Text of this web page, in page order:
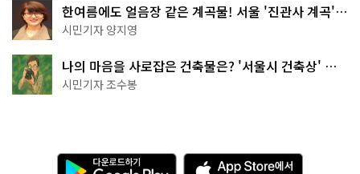
한여름에도 얼음장 같은 계곡물! 서울 '진관사 계곡'이
천국이네~
시민기자 양지영
나의 마음을 사로잡은 건축물은? '서울시 건축상' 수
상작 공개!
시민기자 조수봉
다 A